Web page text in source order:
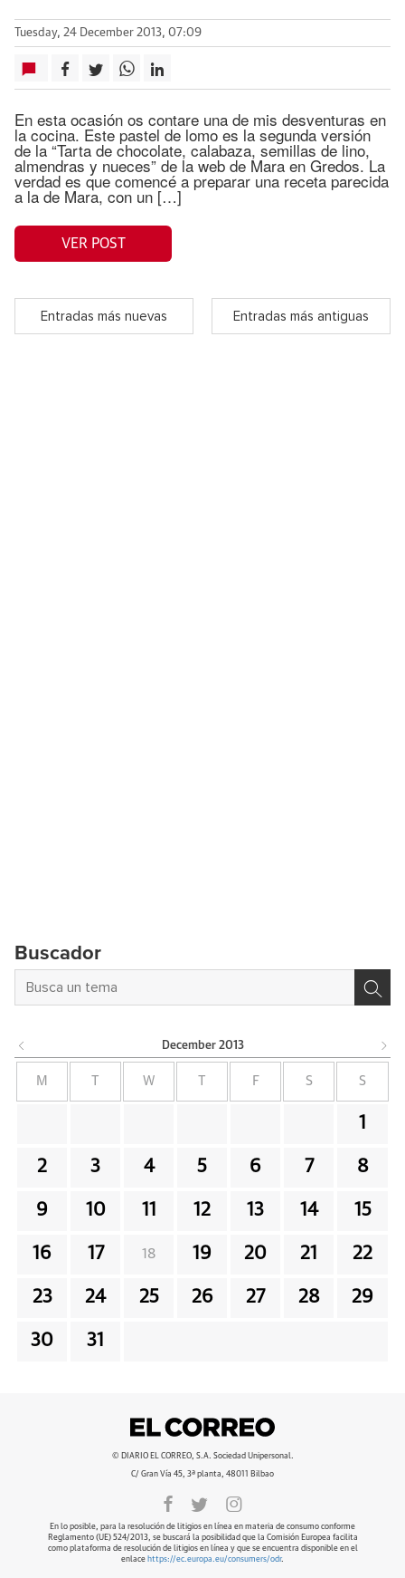
Tuesday, 24 December 2013, 07:09
En esta ocasión os contare una de mis desventuras en
la cocina. Este pastel de lomo es la segunda versión
de la “Tarta de chocolate, calabaza, semillas de lino,
almendras y nueces” de la web de Mara en Gredos. La
verdad es que comencé a preparar una receta parecida
a la de Mara, con un […]
VER POST
Entradas más nuevas Entradas más antiguas
Buscador
December 2013
M W F S S
1
2 3 4 5 6 7 8
9 10 11 12 13 14 15
16 17 18 19 20 21 22
23 24 25 26 27 28 29
30 31
© DIARIO EL CORREO, S.A. Sociedad Unipersonal.
C/ Gran Vía 45, 3ª planta, 48011 Bilbao
En lo posible, para la resolución de litigios en línea en materia de consumo conforme
Reglamento (UE) 524/2013, se buscará la posibilidad que la Comisión Europea facilita
como plataforma de resolución de litigios en línea y que se encuentra disponible en el
enlace https://ec.europa.eu/consumers/odr.